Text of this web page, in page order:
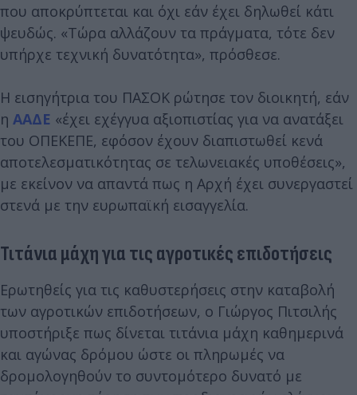
που αποκρύπτεται και όχι εάν έχει δηλωθεί κάτι
ψευδώς. «Τώρα αλλάζουν τα πράγματα, τότε δεν
υπήρχε τεχνική δυνατότητα», πρόσθεσε.
Η εισηγήτρια του ΠΑΣΟΚ ρώτησε τον διοικητή, εάν
η ΑΑΔΕ «έχει εχέγγυα αξιοπιστίας για να ανατάξει
του ΟΠΕΚΕΠΕ, εφόσον έχουν διαπιστωθεί κενά
αποτελεσματικότητας σε τελωνειακές υποθέσεις»,
με εκείνον να απαντά πως η Αρχή έχει συνεργαστεί
στενά με την ευρωπαϊκή εισαγγελία.
Τιτάνια μάχη για τις αγροτικές επιδοτήσεις
Ερωτηθείς για τις καθυστερήσεις στην καταβολή
των αγροτικών επιδοτήσεων, ο Γιώργος Πιτσιλής
υποστήριξε πως δίνεται τιτάνια μάχη καθημερινά
και αγώνας δρόμου ώστε οι πληρωμές να
δρομολογηθούν το συντομότερο δυνατό με